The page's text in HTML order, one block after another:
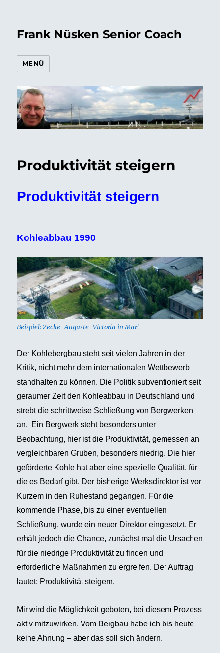
Frank Nüsken Senior Coach
MENÜ
Produktivität steigern
Produktivität steigern
Kohleabbau 1990
Beispiel: Zeche-Auguste-Victoria in Marl
Der Kohlebergbau steht seit vielen Jahren in der
Kritik, nicht mehr dem internationalen Wettbewerb
standhalten zu können. Die Politik subventioniert seit
geraumer Zeit den Kohleabbau in Deutschland und
strebt die schrittweise Schließung von Bergwerken
an. Ein Bergwerk steht besonders unter
Beobachtung, hier ist die Produktivität, gemessen an
vergleichbaren Gruben, besonders niedrig. Die hier
geförderte Kohle hat aber eine spezielle Qualität, für
die es Bedarf gibt. Der bisherige Werksdirektor ist vor
Kurzem in den Ruhestand gegangen. Für die
kommende Phase, bis zu einer eventuellen
Schließung, wurde ein neuer Direktor eingesetzt. Er
erhält jedoch die Chance, zunächst mal die Ursachen
für die niedrige Produktivität zu finden und
erforderliche Maßnahmen zu ergreifen. Der Auftrag
lautet: Produktivität steigern.
Mir wird die Möglichkeit geboten, bei diesem Prozess
aktiv mitzuwirken. Vom Bergbau habe ich bis heute
keine Ahnung – aber das soll sich ändern.